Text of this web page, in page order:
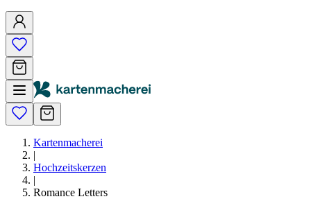
Kartenmacherei
|
Hochzeitskerzen
|
Romance Letters